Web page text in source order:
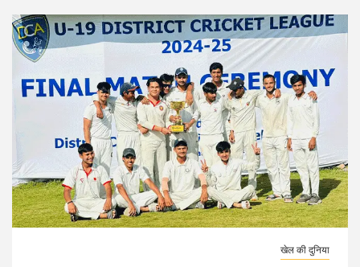
खेल की दुनिया